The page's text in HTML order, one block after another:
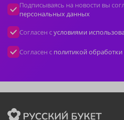
Подписываясь на новости вы
персональных данных
Согласен сусловиями
Согласен с политикой